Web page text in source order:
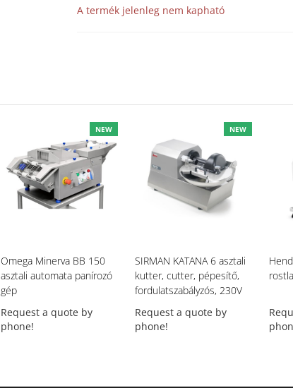
A termék jelenleg nem kapható
NEW
Omega Minerva BB 150
asztali automata panírozó
gép
Request a quote by
phone!
NEW
SIRMAN KATANA 6 asztali
kutter, cutter, pépesítő,
fordulatszabályzós, 230V
Request a quote by
phone!